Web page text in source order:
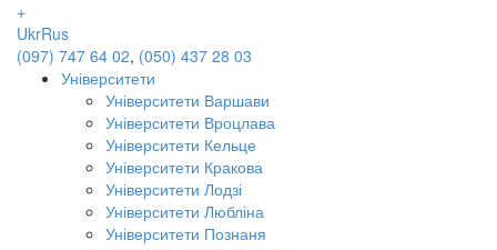
+
UkrRus
(097) 747 64 02, (050) 437 28 03
Університети
Університети Варшави
Університети Вроцлава
Університети Кельце
Університети Кракова
Університети Лодзі
Університети Любліна
Університети Познаня